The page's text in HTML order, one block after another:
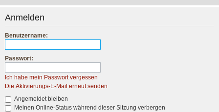
Anmelden
Benutzername:
Passwort:
Ich habe mein Passwort vergessen
Die Aktivierungs-E-Mail erneut senden
Angemeldet bleiben
Meinen Online-Status während dieser Sitzung verbergen